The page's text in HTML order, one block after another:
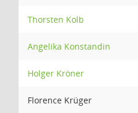
Thorsten Kolb
Angelika Konstandin
Holger Kröner
Florence Krüger